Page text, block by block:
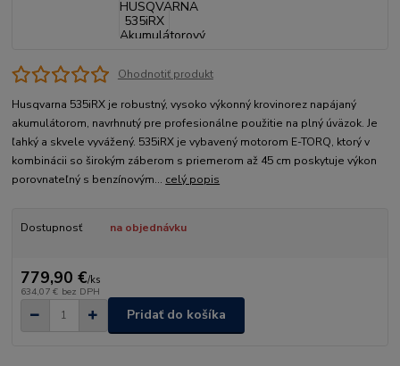
Ohodnotiť produkt
Husqvarna 535iRX je robustný, vysoko výkonný krovinorez napájaný
akumulátorom, navrhnutý pre profesionálne použitie na plný úväzok. Je
ľahký a skvele vyvážený. 535iRX je vybavený motorom E-TORQ, ktorý v
kombinácii so širokým záberom s priemerom až 45 cm poskytuje výkon
porovnateľný s benzínovým... celý popis
Dostupnosť na objednávku
779,90 €/ks
634,07 € bez DPH
Pridať do košíka